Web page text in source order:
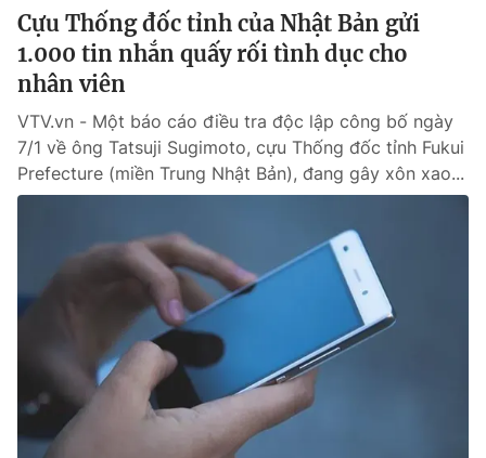
Emagazine Podcast
Photo
Video Shorts video
VTV Sức khoẻ Bất động sản
Thị trường 24h Tấm lòng Việt
VTV4 Vươn mình bằng AI
Cựu Thống đốc tỉnh của Nhật Bản gửi
1.000 tin nhắn quấy rối tình dục cho
nhân viên
VTV.vn - Một báo cáo điều tra độc lập công bố ngày
7/1 về ông Tatsuji Sugimoto, cựu Thống đốc tỉnh Fukui
Prefecture (miền Trung Nhật Bản), đang gây xôn xao...